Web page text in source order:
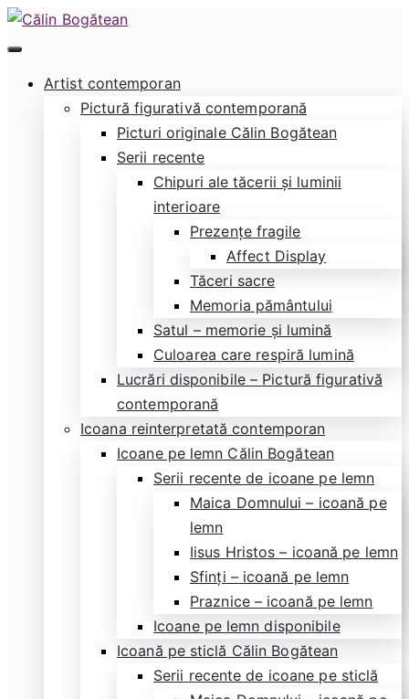
Skip
to
și sticlă, portrete și restaurare artă – Călin
Artist contemporan
Pictură figurativă contemporană
Picturi originale Călin Bogătean
Serii recente
Chipuri ale tăcerii și luminii
interioare
Prezențe fragile
Affect Display
Tăceri sacre
Memoria pământului
Satul – memorie și lumină
Culoarea care respiră lumină
Lucrări disponibile – Pictură figurativă
contemporană
Icoana reinterpretată contemporan
Icoane pe lemn Călin Bogătean
Serii recente de icoane pe lemn
Maica Domnului – icoană pe
lemn
Iisus Hristos – icoană pe lemn
Sfinți – icoană pe lemn
Praznice – icoană pe lemn
Icoane pe lemn disponibile
Icoană pe sticlă Călin Bogătean
Serii recente de icoane pe sticlă